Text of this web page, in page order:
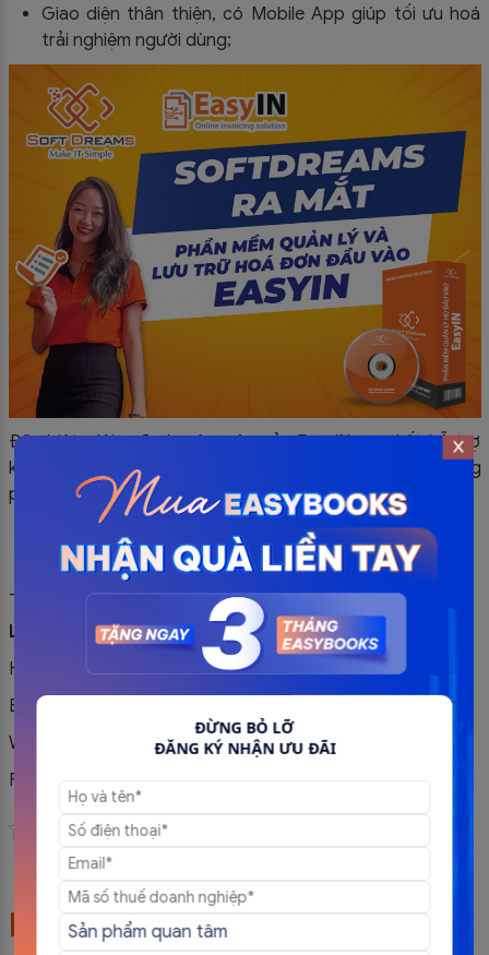
ĐỪNG BỎ LỠ
ĐĂNG KÝ NHẬN ƯU ĐÃI
Giao diện thân thiện, có Mobile App giúp tối ưu hoá
trải nghiệm người dùng;
Đặc biệt, đội ngũ chuyên môn của EasyIN cam kết hỗ trợ
khách hàng kịp thời 24/7 trong suốt quá trình sử dụng
phần mềm.
Dùng thử phần mềm quản lý và lưu trữ hóa đơn đầu
vào EasyIN>>> TẠI ĐÂY<<<
———————
LIÊN HỆ ĐỂ ĐƯỢC HỖ TRỢ NGAY VỀ SẢN PHẨM
Hotline: 0981 772 388 – 1900 56 56 53
Email: contact@softdreams.vn
Website:
easyinvoice.vn
Facebook:
Đánh giá bài viết
Bài viết liên quan